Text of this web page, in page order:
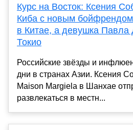
Курс на Восток: Ксения
Киба с новым
в Китае, а девушка Павла
Токио
Российские звёзды и
дни в странах Азии. Ксения
Maison Margiela в Шанхае
развлекаться в местн...